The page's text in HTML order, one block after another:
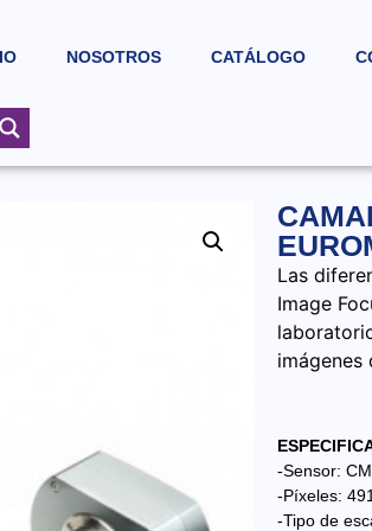
NOSOTROS CATÁLOGO
Las
Image
-Sensor:
-Píxeles:
-Tipo de